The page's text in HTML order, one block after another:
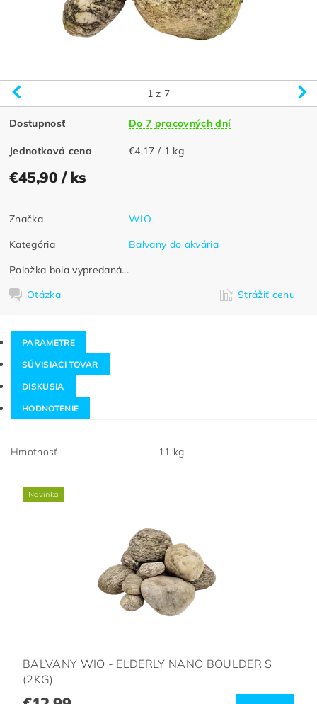
1 z 7
Dostupnosť Do 7 pracovných dní
Jednotková cena €4,17 / 1 kg
€45,90 / ks
Značka
WIO
Kategória
Balvany do akvária
Položka bola vypredaná...
Otázka
Strážiť cenu
PARAMETRE
SÚVISIACI TOVAR
DISKUSIA
HODNOTENIE
Hmotnosť 11 kg
Novinka
BALVANY WIO - ELDERLY NANO BOULDER S
(2KG)